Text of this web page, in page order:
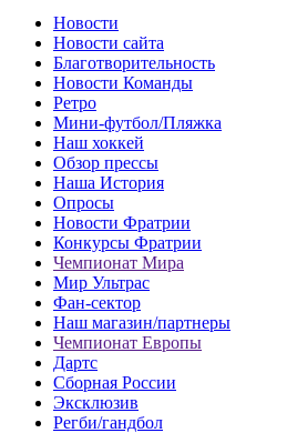
Новости
Новости сайта
Благотворительность
Новости Команды
Ретро
Мини-футбол/Пляжка
Наш хоккей
Обзор прессы
Наша История
Опросы
Новости Фратрии
Конкурсы Фратрии
Чемпионат Мира
Мир Ультрас
Фан-cектор
Наш магазин/партнеры
Чемпионат Европы
Дартс
Сборная России
Эксклюзив
Регби/гандбол